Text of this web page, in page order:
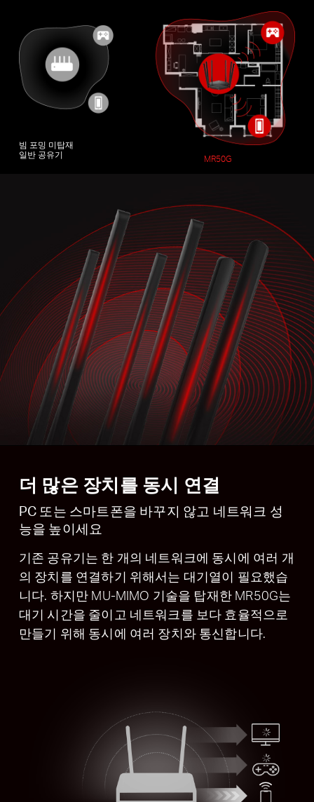
빔 포밍 미탑재
일반 공유기
MR50G
더 많은 장치를 동시 연결
PC 또는 스마트폰을 바꾸지 않고 네트워크 성
능을 높이세요
기존 공유기는 한 개의 네트워크에 동시에 여러 개
의 장치를 연결하기 위해서는 대기열이 필요했습
니다. 하지만 MU-MIMO 기술을 탑재한 MR50G는
대기 시간을 줄이고 네트워크를 보다 효율적으로
만들기 위해 동시에 여러 장치와 통신합니다.